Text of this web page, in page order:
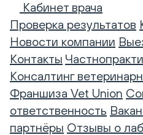
Кабинет врача
Проверка результатов
Новости компании
Контакты
Консалтинг
Франшиза Vet Union
ответственность
партнёры Отзывы о